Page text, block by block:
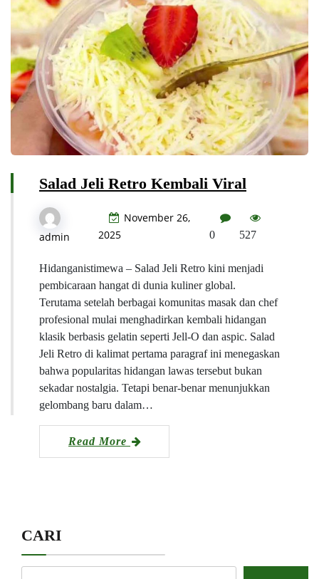
Salad Jeli Retro Kembali Viral
admin
November 26,
2025
0 527
Hidanganistimewa – Salad Jeli Retro kini menjadi
pembicaraan hangat di dunia kuliner global.
Terutama setelah berbagai komunitas masak dan chef
profesional mulai menghadirkan kembali hidangan
klasik berbasis gelatin seperti Jell-O dan aspic. Salad
Jeli Retro di kalimat pertama paragraf ini menegaskan
bahwa popularitas hidangan lawas tersebut bukan
sekadar nostalgia. Tetapi benar-benar menunjukkan
gelombang baru dalam…
Read More
CARI